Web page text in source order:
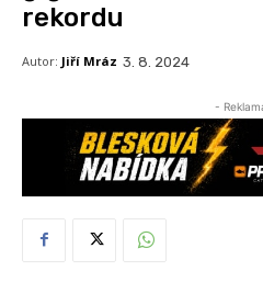
rekordu
Autor: Jiří Mráz 3. 8. 2024
-